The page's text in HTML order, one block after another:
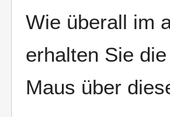
Wie überall im
erhalten Sie
Maus über